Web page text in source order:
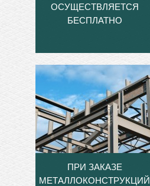
ОСУЩЕСТВЛЯЕТСЯ
БЕСПЛАТНО
ПРИ ЗАКАЗЕ
МЕТАЛЛОКОНСТРУКЦИЙ